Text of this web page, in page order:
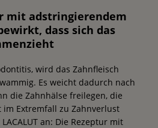
mit adstringierendem
dass sich das
wird das Zahnfleisch
Es weicht dadurch nach
die Zahnhälse freilegen, die
Extremfall zu Zahnverlust
an: Die Rezeptur mit